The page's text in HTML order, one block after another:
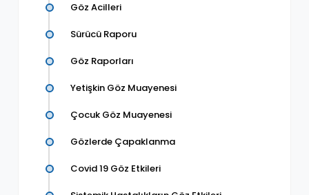
Göz Acilleri
Sürücü Raporu
Göz Raporları
Yetişkin Göz Muayenesi
Çocuk Göz Muayenesi
Gözlerde Çapaklanma
Covid 19 Göz Etkileri